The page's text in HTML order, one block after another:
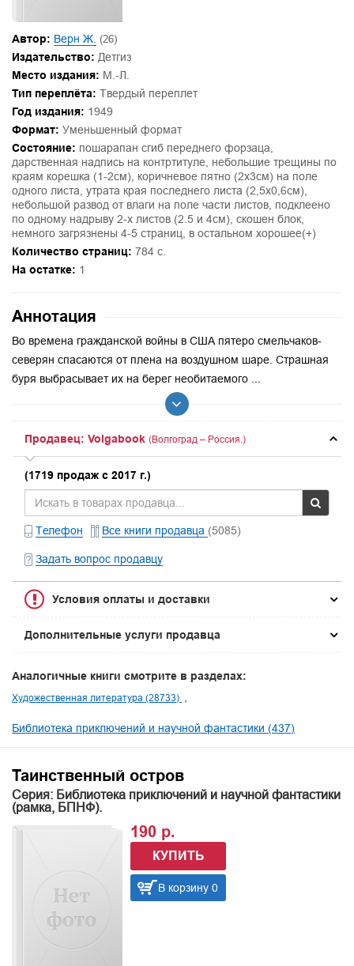
Автор: Верн Ж. (26)
Издательство: Детгиз
Место издания: М.-Л.
Тип переплёта: Твердый переплет
Год издания: 1949
Формат: Уменьшенный формат
Состояние: пошарапан сгиб переднего форзаца,
дарственная надпись на контртитуле, небольшие трещины по
краям корешка (1-2см), коричневое пятно (2х3см) на поле
одного листа, утрата края последнего листа (2,5х0,6см),
небольшой развод от влаги на поле части листов, подклеено
по одному надрыву 2-х листов (2.5 и 4см), скошен блок,
немного загрязнены 4-5 страниц, в остальном хорошее(+)
Количество страниц: 784 с.
На остатке: 1
Аннотация
Во времена гражданской войны в США пятеро смельчаков-
северян спасаются от плена на воздушном шаре. Страшная
буря выбрасывает их на берег необитаемого ...
Продавец: Volgabook (Волгоград – Россия.)
(1719 продаж с 2017 г.)
Телефон Все книги продавца (5085)
Задать вопрос продавцу
Условия оплаты и доставки
Дополнительные услуги продавца
Аналогичные книги смотрите в разделах:
Художественная литература (28733)
Библиотека приключений и научной фантастики (437)
Таинственный остров
Серия: Библиотека приключений и научной фантастики
(рамка, БПНФ).
190 р.
КУПИТЬ
В корзину 0